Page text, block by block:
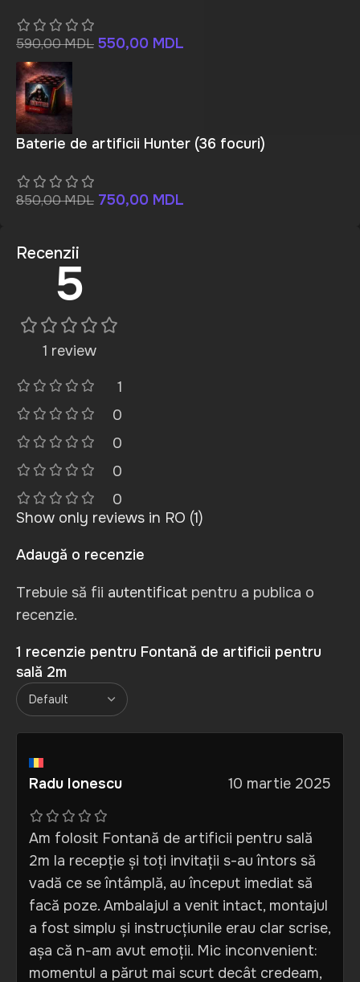
590,00MDL 550,00 MDL
Baterie de artificii Hunter (36 focuri)
850,00MDL 750,00 MDL
Recenzii
5
1 review
1
0
0
0
0
1 recenzie pentru Fontană de artificii pentru
sală 2m
Radu Ionescu 10 martie 2025
Am folosit Fontană de artificii pentru sală
2m la recepție și toți invitații s-au întors să
vadă ce se întâmplă, au început imediat să
facă poze. Ambalajul a venit intact, montajul
a fost simplu și instrucțiunile erau clar scrise,
așa că n-am avut emoții. Mic inconvenient:
momentul a părut mai scurt decât credeam,
Show only reviews in RO (1)
Adaugă o recenzie
Trebuie să fii autentificat pentru a publica o
recenzie.